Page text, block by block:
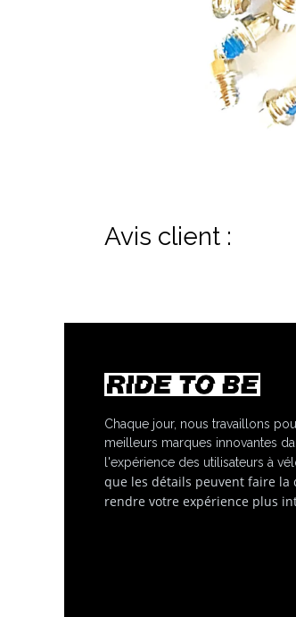
Avis client :
Chaque jour, nous travaillons
meilleurs marques innovantes
l'expérience des utilisateurs à
que les détails peuvent faire la
rendre votre expérience plus